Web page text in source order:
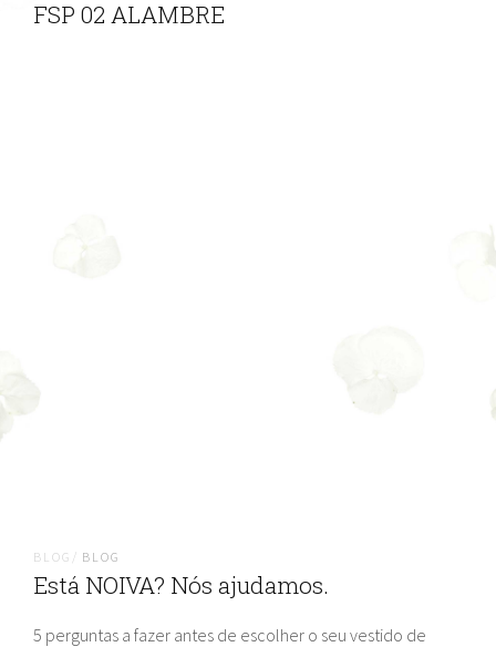
FSP 02 ALAMBRE
BLOG/ BLOG
Está NOIVA? Nós ajudamos.
5 perguntas a fazer antes de escolher o seu vestido de